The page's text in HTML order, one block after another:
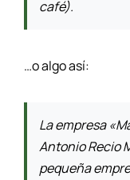
café).
…o algo así:
La empresa
Antonio Recio
pequeña